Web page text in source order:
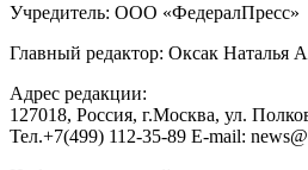
Учредитель: ООО «ФедералПресс»
Главный редактор: Оксак Наталья
Адрес редакции:
127018, Россия, г.Москва, ул.
Тел.+7(499) 112-35-89 E-mail: